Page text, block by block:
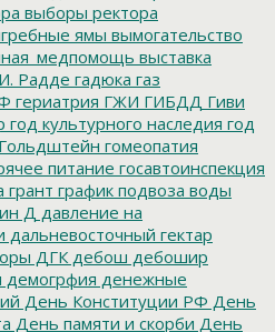
выборы ректора
ямы вымогательство
выставка
Радде гадюка газ
гериатрия ГЖИ ГИБДД Гиви
год культурного наследия год
Гольдштейн гомеопатия
питание госавтоинспекция
грант график подвоза воды
Д давление на
дальневосточный гектар
ДГК дебош дебошир
демогрфия денежные
День Конституции РФ День
День памяти и скорби День